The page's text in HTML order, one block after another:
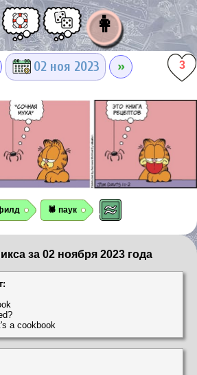
👩
02 ноя 2023 » 3
🕷️ паук
за 02 ноября 2023 года
a cookbook